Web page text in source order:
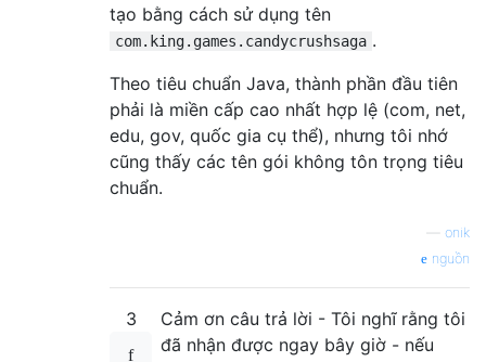
tạo bằng cách sử dụng tên
com.king.games.candycrushsaga .
Theo tiêu chuẩn Java, thành phần đầu tiên
phải là miền cấp cao nhất hợp lệ (com, net,
edu, gov, quốc gia cụ thể), nhưng tôi nhớ
cũng thấy các tên gói không tôn trọng tiêu
chuẩn.
onik
nguồn
3
Cảm ơn câu trả lời - Tôi nghĩ rằng tôi
đã nhận được ngay bây giờ - nếu